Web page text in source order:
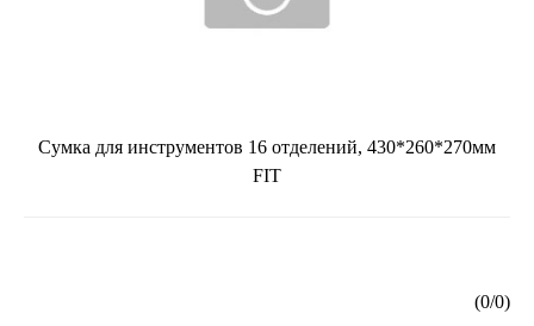
Сумка для инструментов 16 отделений, 430*260*270мм
FIT
(0/0)